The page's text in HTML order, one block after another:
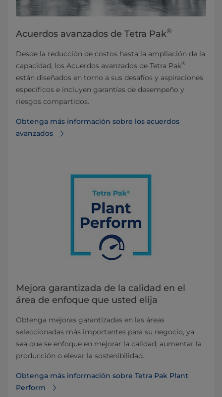
Acuerdos avanzados de Tetra Pak®
Desde la reducción de costos hasta la ampliación de la
capacidad, los Acuerdos avanzados de Tetra Pak®
están diseñados en torno a sus desafíos y aspiraciones
específicos e incluyen garantías de desempeño y
riesgos compartidos.
Obtenga más información sobre los acuerdos
avanzados
Mejora garantizada de la calidad en el
área de enfoque que usted elija
Obtenga mejoras garantizadas en las áreas
seleccionadas más importantes para su negocio, ya
sea que se enfoque en mejorar la calidad, aumentar la
producción o elevar la sostenibilidad.
Obtenga más información sobre Tetra Pak Plant
Perform⁠